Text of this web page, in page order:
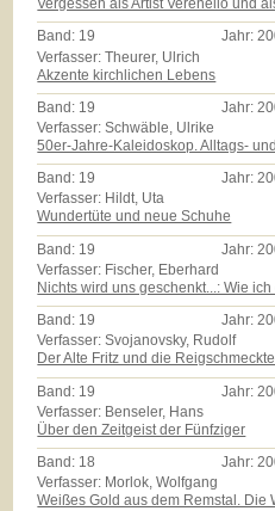
Vergessen als Artist Verenello und
Band: 19 Jahr:
Verfasser: Theurer, Ulrich
Akzente kirchlichen Lebens
Band: 19 Jahr:
Verfasser: Schwäble, Ulrike
50er-Jahre-Kaleidoskop. Alltags-
Band: 19 Jahr:
Verfasser: Hildt, Uta
Wundertüte und neue Schuhe
Band: 19 Jahr:
Verfasser: Fischer, Eberhard
Nichts wird uns geschenkt...: Wie
Band: 19 Jahr:
Verfasser: Svojanovsky, Rudolf
Der Alte Fritz und die
Band: 19 Jahr:
Verfasser: Benseler, Hans
Über den Zeitgeist der Fünfziger
Band: 18 Jahr:
Verfasser: Morlok, Wolfgang
Weißes Gold aus dem Remstal. Die